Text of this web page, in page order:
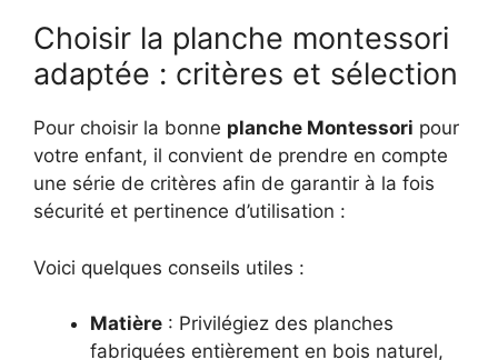
Choisir la planche montessori
adaptée : critères et sélection
Pour choisir la bonne planche Montessori pour
votre enfant, il convient de prendre en compte
une série de critères afin de garantir à la fois
sécurité et pertinence d’utilisation :
Voici quelques conseils utiles :
Matière : Privilégiez des planches
fabriquées entièrement en bois naturel,